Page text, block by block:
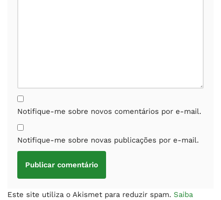
Notifique-me sobre novos comentários por e-mail.
Notifique-me sobre novas publicações por e-mail.
Este site utiliza o Akismet para reduzir spam. Saiba